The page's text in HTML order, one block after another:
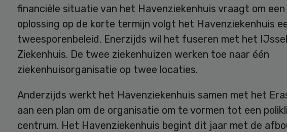
financiële situatie van het Havenziekenhuis vraagt om een
oplossing op de korte termijn volgt het Havenziekenhuis
tweesporenbeleid. Enerzijds wil het fuseren met het
Ziekenhuis. De twee ziekenhuizen werken toe naar één
ziekenhuisorganisatie op twee locaties.
Anderzijds werkt het Havenziekenhuis samen met het
aan een plan om de organisatie om te vormen tot een
centrum. Het Havenziekenhuis begint dit jaar met de